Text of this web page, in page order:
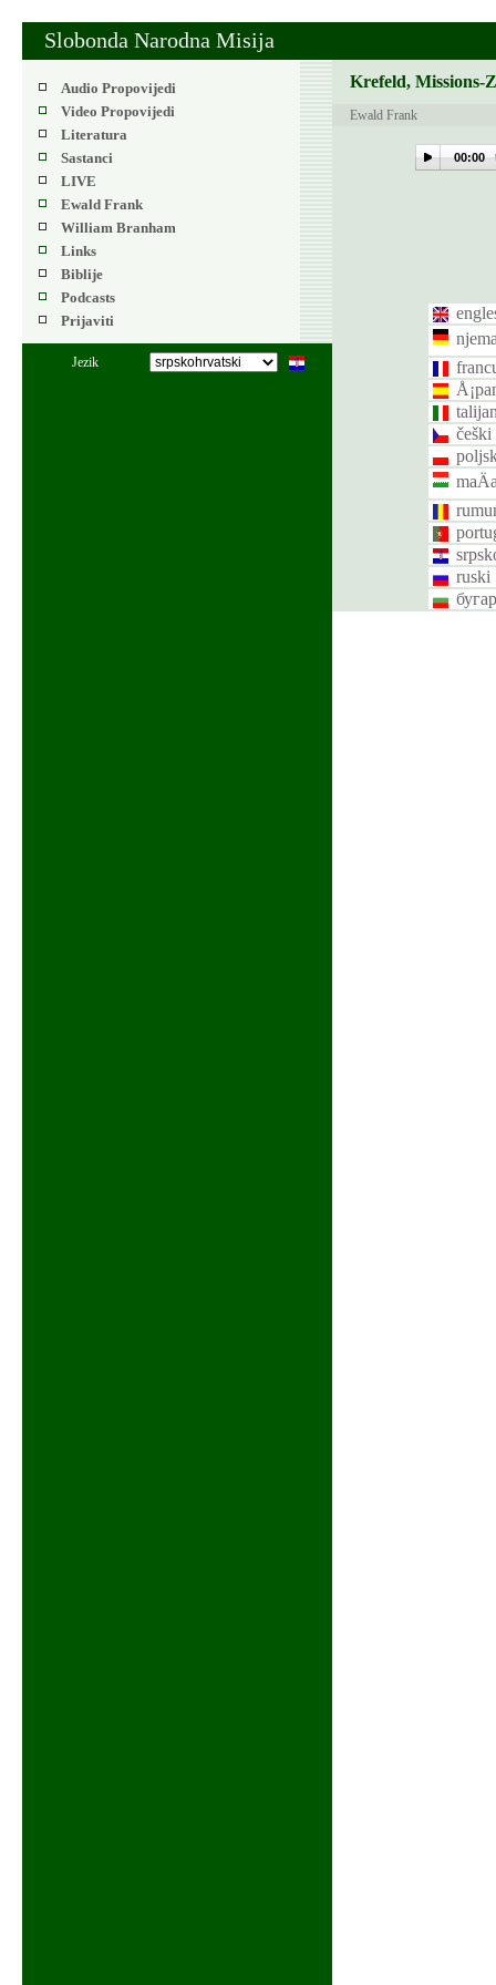
Slobonda Narodna Misija
Audio Propovijedi
Video Propovijedi
Literatura
Sastanci
LIVE
Ewald Frank
William Branham
Links
Biblije
Podcasts
Prijaviti
Jezik
Krefeld, Missions-
Ewald Frank
00:00
češki
ruski